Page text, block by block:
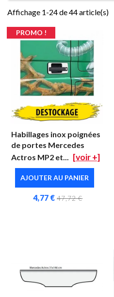
Affichage 1-24 de 44 article(s)
Habillages inox poignées
de portes Mercedes
Actros MP2 et... [voir +]
AJOUTER AU PANIER
4,77 € 47,72 €
PROMO !